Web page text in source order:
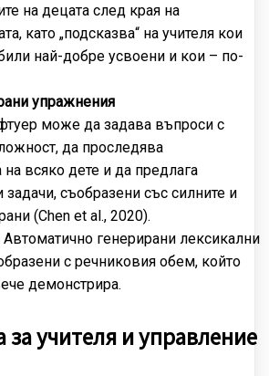
на децата след края на
като „подсказва“ на учителя кои
най-добре усвоени и кои – по-
упражнения
може да задава въпроси с
да проследява
на всяко дете и да предлага
задачи, съобразени със силните и
(Chen et al., 2020).
генерирани лексикални
с речниковия обем, който
демонстрира.
за учителя и управление